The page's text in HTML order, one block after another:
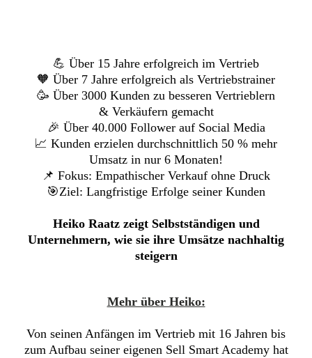
💪 Über 15 Jahre erfolgreich im Vertrieb
🧡 Über 7 Jahre erfolgreich als Vertriebstrainer
🥳 Über 3000 Kunden zu besseren Vertrieblern
& Verkäufern gemacht
🎉 Über 40.000 Follower auf Social Media
📈 Kunden erzielen durchschnittlich 50 % mehr
Umsatz in nur 6 Monaten!
📌 Fokus: Empathischer Verkauf ohne Druck
🎯Ziel: Langfristige Erfolge seiner Kunden
Heiko Raatz zeigt Selbstständigen und
Unternehmern, wie sie ihre Umsätze nachhaltig
steigern
Mehr über Heiko:
Von seinen Anfängen im Vertrieb mit 16 Jahren bis
zum Aufbau seiner eigenen Sell Smart Academy hat